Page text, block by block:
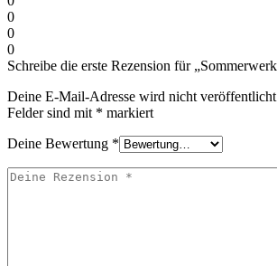
0
0
0
Schreibe die erste Rezension für
Deine E-Mail-Adresse wird nicht
Felder sind mit * markiert
Deine Bewertung *
Deine